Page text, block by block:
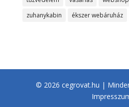
zuhanykabin
ékszer webáruház
© 2026 cegrovat.hu |